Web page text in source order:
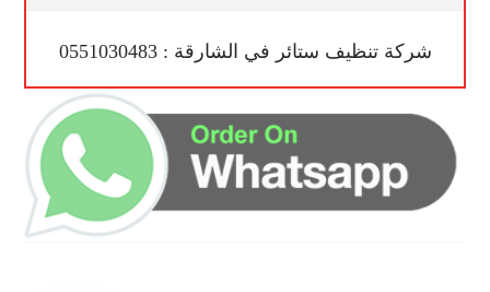
شركة تنظيف ستائر في الشارقة : 0551030483